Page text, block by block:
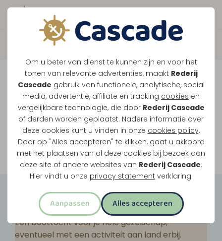
Om u beter van dienst te kunnen zijn en voor het
tonen van relevante advertenties, maakt Rederij
Cascade gebruik van functionele, analytische, social
media, advertentie, affiliate en tracking cookies en
vergelijkbare technologie, die door Rederij Cascade
of derden worden geplaatst. Nadere informatie over
deze cookies kunt u vinden in onze cookies policy.
Door op "Alles accepteren" te klikken, gaat u akkoord
met het plaatsen van al deze cookies bij bezoek aan
deze site of andere websites van Rederij Cascade.
Hier vindt u onze privacy statement verklaring.
Aanpassen Alles accepteren
Boek direct je vaart
Vaar je mee over de
Maasplassen?
Ondanks de lage waterstanden gaan
onze vaarten gewoon door.
Bekijk onze rondvaarten
Groepsuitjes
Een boottocht voor je hele gezelschap,
eventueel met een activiteit aan land erbij.